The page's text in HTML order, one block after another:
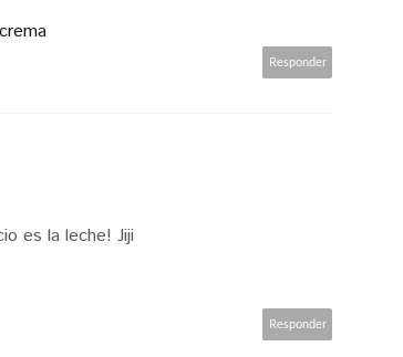
Responder
es la leche! Jiji
Responder